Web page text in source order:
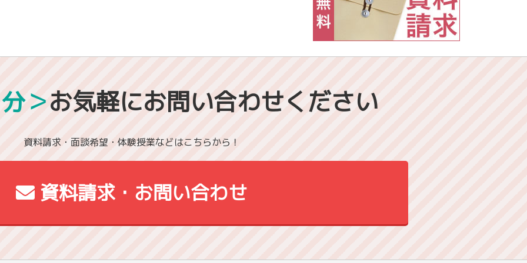
＞お気軽にお問い合わせください
資料請求・面談希望・体験授業などはこちらから！
資料請求・お問い合わせ